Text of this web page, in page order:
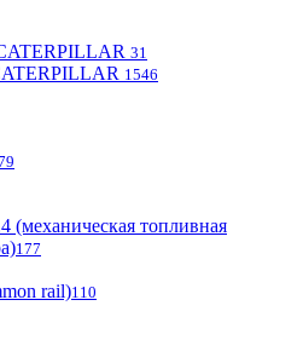
31
1546
(механическая топливная
177
rail)110